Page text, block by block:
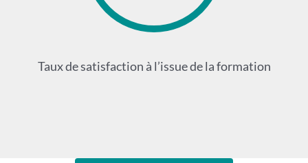
Taux de satisfaction à l’issue de la formation